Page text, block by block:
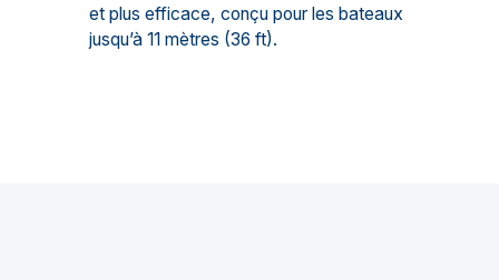
et plus efficace, conçu pour les bateaux
jusqu’à 11 mètres (36 ft).